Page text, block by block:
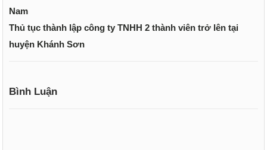
Nam
Thủ tục thành lập công ty TNHH 2 thành viên trở lên tại
huyện Khánh Sơn
Bình Luận